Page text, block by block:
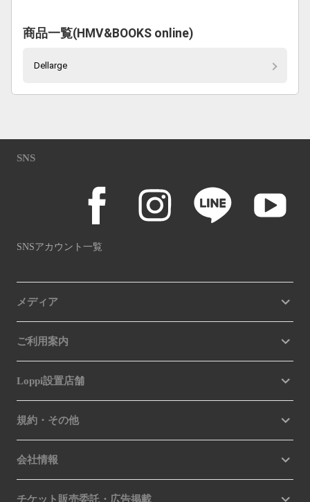
商品一覧(HMV&BOOKS online)
Dellarge
SNS
SNSアカウント一覧
メディア
ご利用案内
Loppi設置店舗
規約・その他
会社情報
チケット販売委託・広告掲載